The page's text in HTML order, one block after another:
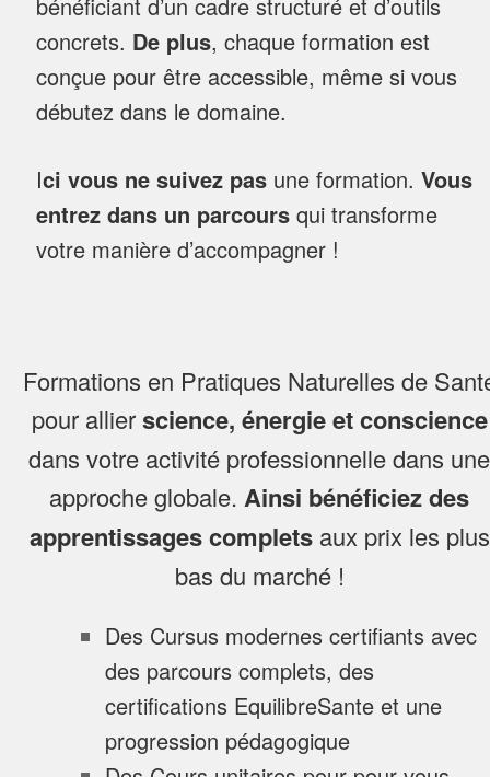
bénéficiant d’un cadre structuré et d’outils
concrets. De plus, chaque formation est
conçue pour être accessible, même si vous
débutez dans le domaine.
Ici vous ne suivez pas une formation. Vous
entrez dans un parcours qui transforme
votre manière d’accompagner !
Formations en Pratiques Naturelles de
pour allierscience, énergie et conscience
dans votre activité professionnelle dans une
approche globale. Ainsi bénéficiez des
apprentissages completsaux prix les plus
bas du marché !
Des Cursus modernes certifiants avec
des parcours complets, des
certifications EquilibreSante et une
progression pédagogique